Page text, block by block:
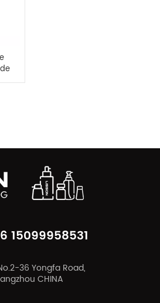
15099958531
36 Yongfa Road,
CHINA